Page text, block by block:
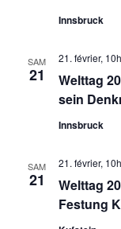
Innsbruck
SAM
21
Welttag
sein
21. février,
Innsbruck
SAM
21
Welttag
Festung
21. février,